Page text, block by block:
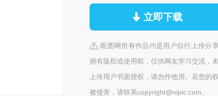
立即下载
昵图网所有作品均是用户自行上传分
拥有版权或使用权，仅供网友学习交流，
上传用户书面授权，请勿作他用。若您的
被侵害，请联系copyright@nipic.com。